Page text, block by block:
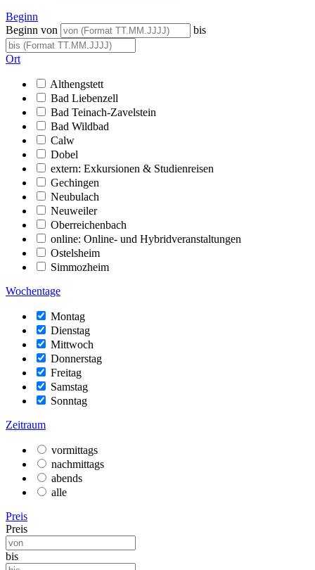
Beginn
Beginn von
bis
Ort
Althengstett
Bad Liebenzell
Bad Teinach-Zavelstein
Bad Wildbad
Calw
Dobel
extern: Exkursionen & Studienreisen
Gechingen
Neubulach
Neuweiler
Oberreichenbach
online: Online- und Hybridveranstaltungen
Ostelsheim
Simmozheim
Wochentage
Montag
Dienstag
Mittwoch
Donnerstag
Freitag
Samstag
Sonntag
Zeitraum
vormittags
nachmittags
abends
alle
Preis
Preis
bis